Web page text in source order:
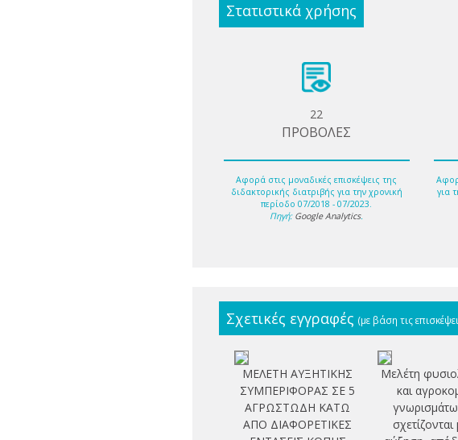
Στατιστικά χρήσης
22
ΠΡΟΒΟΛΕΣ
Αφορά στις μοναδικές επισκέψεις της
διδακτορικής διατριβής για την χρονική
περίοδο 07/2018 - 07/2023.
Πηγή: Google Analytics.
για
Σχετικές εγγραφές (με βάση τις
ΜΕΛΕΤΗ ΑΥΞΗΤΙΚΗΣ
ΣΥΜΠΕΡΙΦΟΡΑΣ ΣΕ 5
ΑΓΡΩΣΤΩΔΗ ΚΑΤΩ
ΑΠΟ ΔΙΑΦΟΡΕΤΙΚΕΣ
Μελέτη
και
σχετίζονται